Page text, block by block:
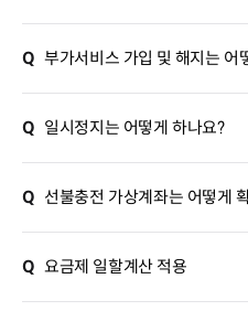
Q 부가서비스 가입 및 해지는 어
Q 일시정지는 어떻게 하나요?
Q 선불충전 가상계좌는 어떻게
Q 요금제 일할계산 적용